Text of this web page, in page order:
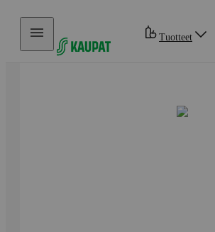
Hyppää sisältöön
Tuotteet